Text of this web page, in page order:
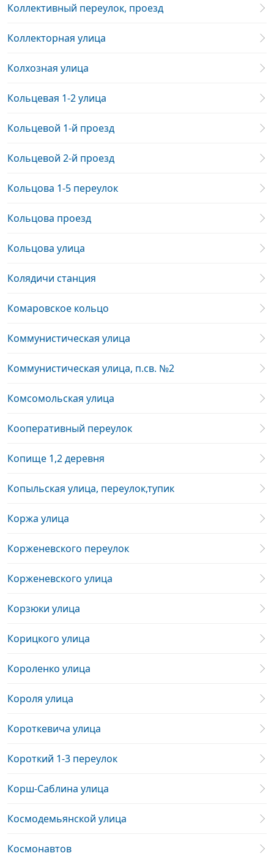
Коллективный переулок, проезд
Коллекторная улица
Колхозная улица
Кольцевая 1-2 улица
Кольцевой 1-й проезд
Кольцевой 2-й проезд
Кольцова 1-5 переулок
Кольцова проезд
Кольцова улица
Колядичи станция
Комаровское кольцо
Коммунистическая улица
Коммунистическая улица, п.св. №2
Комсомольская улица
Кооперативный переулок
Копище 1,2 деревня
Копыльская улица, переулок,тупик
Коржа улица
Корженевского переулок
Корженевского улица
Корзюки улица
Корицкого улица
Короленко улица
Короля улица
Короткевича улица
Короткий 1-3 переулок
Корш-Саблина улица
Космодемьянской улица
Космонавтов